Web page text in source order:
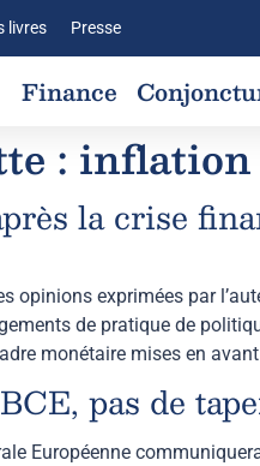
livres Presse
Finance
: inflation
la crise
opinions exprimées par
de pratique de
monétaire mises en
pas de
Européenne